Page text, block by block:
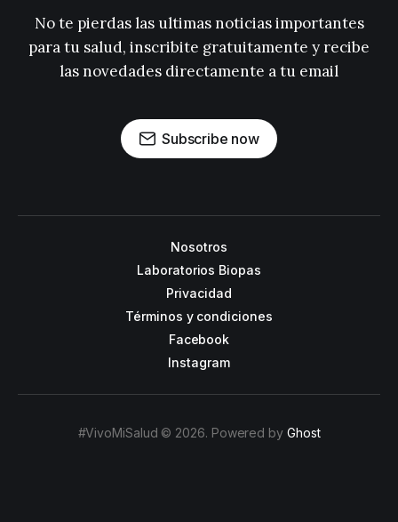
No te pierdas las ultimas noticias importantes
para tu salud, inscribite gratuitamente y recibe
las novedades directamente a tu email
Subscribe now
Nosotros
Laboratorios Biopas
Privacidad
Términos y condiciones
Facebook
Instagram
#VivoMiSalud © 2026. Powered by Ghost